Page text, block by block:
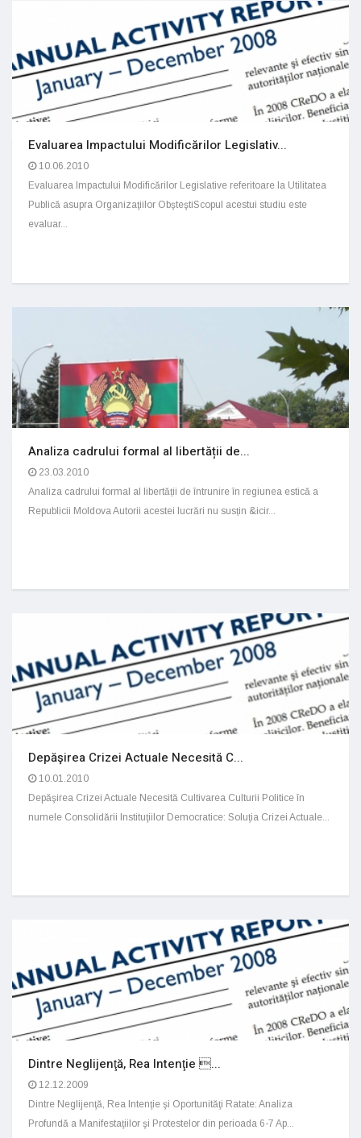
Evaluarea Impactului Modificărilor Legislativ...
10.06.2010
Evaluarea Impactului Modificărilor Legislative referitoare la Utilitatea
Publică asupra Organizaţiilor ObşteştiScopul acestui studiu este
evaluar...
Analiza cadrului formal al libertății de...
23.03.2010
Analiza cadrului formal al libertății de întrunire în regiunea estică a
Republicii Moldova Autorii acestei lucrări nu susțin &icir...
Depăşirea Crizei Actuale Necesită C...
10.01.2010
Depăşirea Crizei Actuale Necesită Cultivarea Culturii Politice în
numele Consolidării Instituţiilor Democratice: Soluţia Crizei Actuale...
Dintre Neglijenţă, Rea Intenţie ...
12.12.2009
Dintre Neglijenţă, Rea Intenţie şi Oportunităţi Ratate: Analiza
Profundă a Manifestaţiilor şi Protestelor din perioada 6-7 Ap...